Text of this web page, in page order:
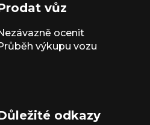
vůz
ocenit
výkupu vozu
odkazy